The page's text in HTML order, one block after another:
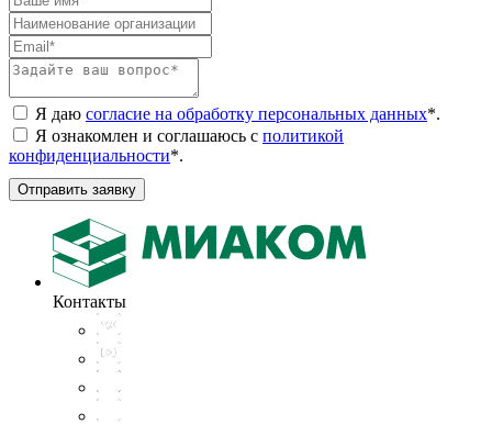
Я даю согласие на обработку персональных данных*.
Я ознакомлен и соглашаюсь с политикой
конфиденциальности*.
Отправить заявку
Контакты